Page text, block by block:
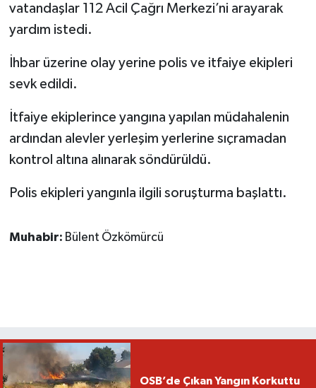
vatandaşlar 112 Acil Çağrı Merkezi’ni arayarak
yardım istedi.
İhbar üzerine olay yerine polis ve itfaiye ekipleri
sevk edildi.
İtfaiye ekiplerince yangına yapılan müdahalenin
ardından alevler yerleşim yerlerine sıçramadan
kontrol altına alınarak söndürüldü.
Polis ekipleri yangınla ilgili soruşturma başlattı.
Muhabir: Bülent Özkömürcü
OSB’de Çıkan Yangın Korkuttu